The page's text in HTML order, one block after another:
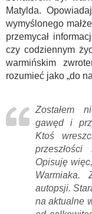
Matylda.
wymyślonego
przemycał
czy codziennym
warmińskim
rozumieć jako „do
Zostałem
gawęd i
Ktoś
Opisuję
Warmiaka.
autopsji.
na aktualne